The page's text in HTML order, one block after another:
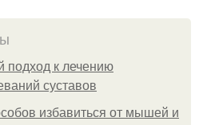
подход к лечению
суставов
избавиться от мышей и